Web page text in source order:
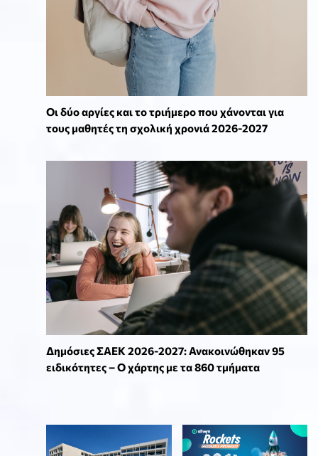
Οι δύο αργίες και το τριήμερο που χάνονται για
τους μαθητές τη σχολική χρονιά 2026-2027
Δημόσιες ΣΑΕΚ 2026-2027: Ανακοινώθηκαν 95
ειδικότητες – Ο χάρτης με τα 860 τμήματα